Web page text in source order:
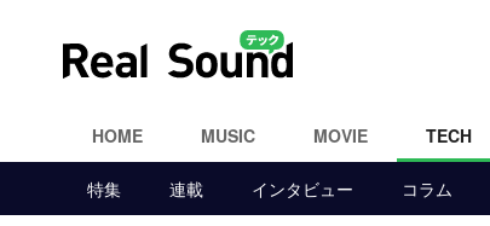
HOME MUSIC MOVIE TECH
特集 連載 インタビュー コラム